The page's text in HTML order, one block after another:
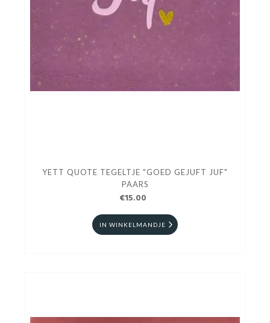
YETT QUOTE TEGELTJE "GOED GEJUFT JUF"
PAARS
€15.00
IN WINKELMANDJE